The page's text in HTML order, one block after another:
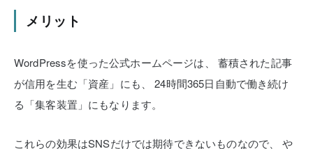
メリット
WordPressを使った公式ホームページは、
蓄積された記事
が信用を生む「資産」にも、
24時間365日自動で働き続け
る「集客装置」にもなります。
これらの効果はSNSだけでは期待できないものなので、
や